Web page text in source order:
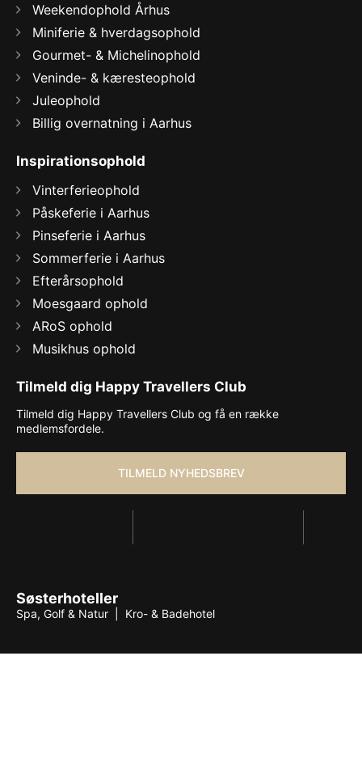
Weekendophold Århus
Miniferie & hverdagsophold
Gourmet- & Michelinophold
Veninde- & kæresteophold
Juleophold
Billig overnatning i Aarhus
Inspirationsophold
Vinterferieophold
Påskeferie i Aarhus
Pinseferie i Aarhus
Sommerferie i Aarhus
Efterårsophold
Moesgaard ophold
ARoS ophold
Musikhus ophold
Tilmeld dig Happy Travellers Club
Tilmeld dig Happy Travellers Club og få en række
medlemsfordele.
TILMELD NYHEDSBREV
Søsterhoteller
Spa, Golf & Natur Kro- & Badehotel